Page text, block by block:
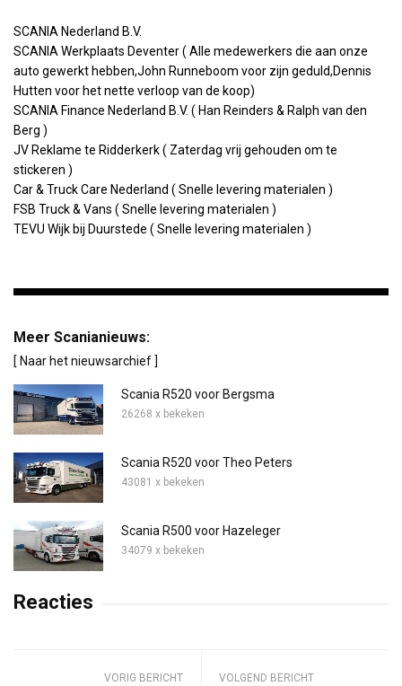
SCANIA Nederland B.V.
SCANIA Werkplaats Deventer ( Alle medewerkers die aan onze
auto gewerkt hebben,John Runneboom voor zijn geduld,Dennis
Hutten voor het nette verloop van de koop)
SCANIA Finance Nederland B.V. ( Han Reinders & Ralph van den
Berg )
JV Reklame te Ridderkerk ( Zaterdag vrij gehouden om te
stickeren )
Car & Truck Care Nederland ( Snelle levering materialen )
FSB Truck & Vans ( Snelle levering materialen )
TEVU Wijk bij Duurstede ( Snelle levering materialen )
Meer Scanianieuws:
[ Naar het nieuwsarchief ]
Scania R520 voor Bergsma
26268 x bekeken
Scania R520 voor Theo Peters
43081 x bekeken
Scania R500 voor Hazeleger
34079 x bekeken
Reacties
VORIG BERICHT VOLGEND BERICHT